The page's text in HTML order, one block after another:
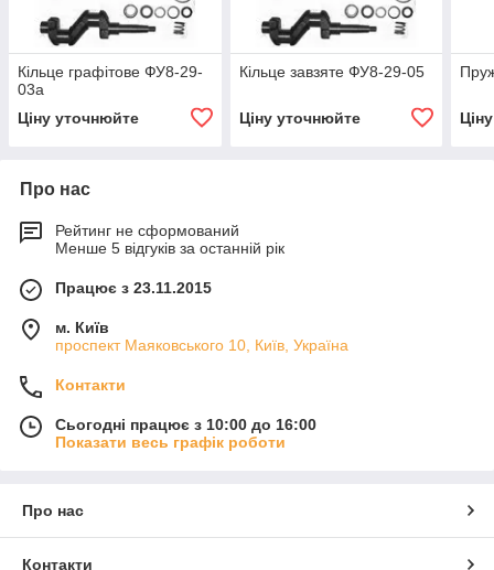
Кільце графітове ФУ8-29-
03а
Ціну уточнюйте
Кільце завзяте ФУ8-29-05
Ціну уточнюйте
Про нас
Рейтинг не сформований
Менше 5 відгуків за останній рік
Працює з 23.11.2015
м. Київ
проспект Маяковського 10, Київ, Україна
Контакти
Сьогодні працює з 10:00 до 16:00
Показати весь графік роботи
Про нас
Контакти